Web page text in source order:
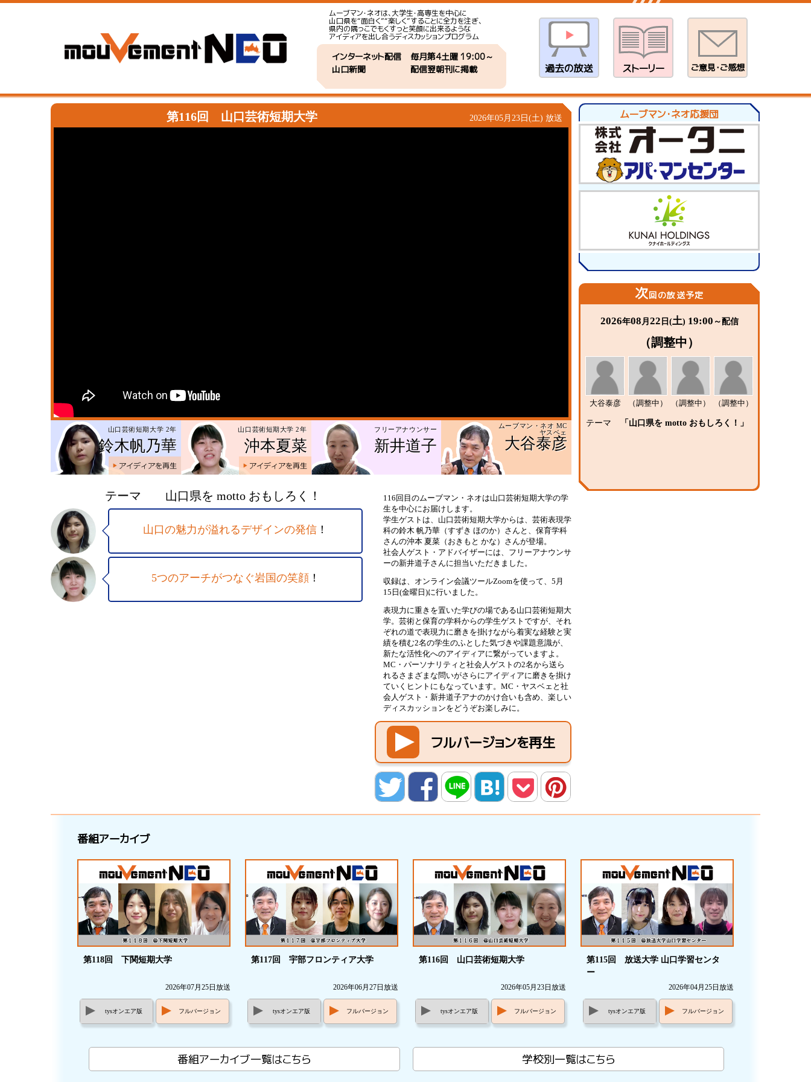
ムーブマン・ネオは、大学生・高専生を中心に
山口県を“面白く”“楽しく”することに全力を注ぎ、
県内の隅っこでもくすっと笑顔に出来るような
アイディアを出し合うディスカッションプログラム
インターネット配信
毎月第4土曜 19:00～
山口新聞
配信翌朝刊に掲載 過去の放送 ストーリー ご意見・ご感想
第116回 山口芸術短期大学 2026年05月23日(土) 放送
山口芸術短期大学 2年
鈴木帆乃華
アイデアを再生
山口芸術短期大学 2年
沖本夏菜
フリーアナウンサー
新井道子
ムーブマン・ネオ MC
ヤスベェ
大谷泰彦
テーマ 山口県を motto おもしろく！
山口の魅力が溢れるデザインの発信 ！
5つのアーチがつなぐ岩国の笑顔！
116回目のムーブマン・ネオは山口芸術短期大学の学
生を中心にお届けします。
学生ゲストは、山口芸術短期大学からは、芸術表現学
科の鈴木 帆乃華（すずき ほのか）さんと、保育学科
さんの沖本 夏菜（おきもと かな）さんが登場。
社会人ゲスト・アドバイザーには、フリーアナウンサ
ーの新井道子さんに担当いただきました。
収録は、オンライン会議ツールZoomを使って、5月
15日(金曜日)に行いました。
表現力に重きを置いた学びの場である山口芸術短期大
学。芸術と保育の学科からの学生ゲストですが、それ
ぞれの道で表現力に磨きを掛けながら着実な経験と実
績を積む2名の学生のふとした気づきや課題意識が、
新たな活性化へのアイディアに繋がっていますよ。
MC・パーソナリティと社会人ゲストの2名から送ら
れるさまざまな問いがさらにアイディアに磨きを掛け
ていくヒントにもなっています。MC・ヤスベェと社
会人ゲスト・新井道子アナのかけ合いも含め、楽しい
ディスカッションをどうぞお楽しみに。
フルバージョンを再生
ムーブマン・ネオ応援団
次回の放送予定
2026年08 月 22 日(土) 19:00 ～配信
（調整中）
大谷泰彦 （調整中） （調整中） （調整中）
テーマ 「山口県を motto おもしろく！」
番組アーカイブ
第118回 下関短期大学
2026年07月25日放送
tysオンエア版 フルバージョン
第117回 宇部フロンティア大学
2026年06月27日放送
tysオンエア版 フルバージョン
第116回 山口芸術短期大学
2026年05月23日放送
tysオンエア版 フルバージョン
第115回 放送大学 山口学習センタ
ー
2026年04月25日放送
tysオンエア版 フルバージョン
番組アーカイブ一覧はこちら 学校別一覧はこちら